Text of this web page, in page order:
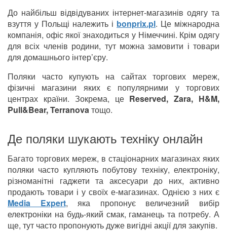
До найбільш відвідуваних інтернет-магазинів одягу та
взуття у Польщі належить і bonprix.pl. Це міжнародна
компанія, офіс якої знаходиться у Німеччині. Крім одягу
для всіх членів родини, тут можна замовити і товари
для домашнього інтер’єру.
Поляки часто купують на сайтах торгових мереж,
фізичні магазини яких є популярними у торгових
центрах країни. Зокрема, це Reserved, Zara, H&M,
Pull&Bear, Terranovaтощо.
Де поляки шукають техніку онлайн
Багато торгових мереж, в стаціонарних магазинах яких
поляки часто купляють побутову техніку, електроніку,
різноманітні гаджети та аксесуари до них, активно
продають товари і у своїх е-магазинах. Однією з них є
Media Expert, яка пропонує величезний вибір
електроніки на будь-який смак, гаманець та потребу. А
ще, тут часто пропонують дуже вигідні акції для закупів.